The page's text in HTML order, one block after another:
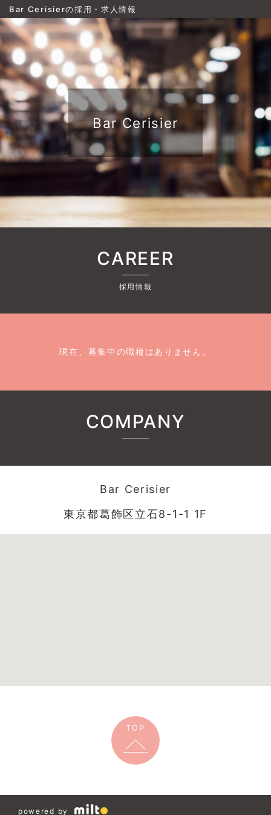
Bar Cerisierの採用・求人情報
Bar Cerisier
CAREER
採用情報
現在、募集中の職種はありません。
COMPANY
Bar Cerisier
東京都葛飾区立石8-1-1 1F
TOP
powered by